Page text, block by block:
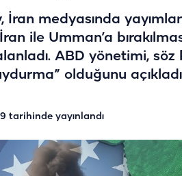
İran medyasında
ile Umman’a
ABD yönetimi,
olduğunu
tarihinde yayınlandı